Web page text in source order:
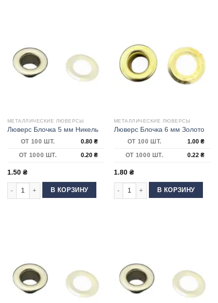
МЕТАЛЛИЧЕСКИЕ ЛЮВЕРСЫ
Люверс Блочка 5 мм Никель
ОТ 100 ШТ. 0.80 ₴
ОТ 1000 ШТ.
0.20 ₴
1.50 ₴
Количество товара Люверс Блочка 5 мм Никель
В КОРЗИНУ
МЕТАЛЛИЧЕСКИЕ ЛЮВЕРСЫ
Люверс Блочка 6 мм Золото
ОТ 100 ШТ. 1.00 ₴
ОТ 1000 ШТ.
0.22 ₴
1.80 ₴
Количество товара Люверс
В КОРЗИНУ